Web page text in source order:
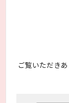
ご覧いただき